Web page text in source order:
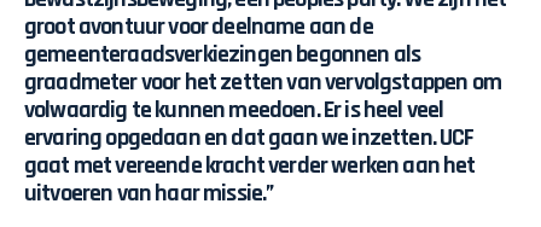
groot avontuur voor deelname aan de
gemeenteraadsverkiezingen begonnen als
graadmeter voor het zetten van vervolgstappen om
volwaardig te kunnen meedoen. Er is heel veel
ervaring opgedaan en dat gaan we inzetten. UCF
gaat met vereende kracht verder werken aan het
uitvoeren van haar missie.”